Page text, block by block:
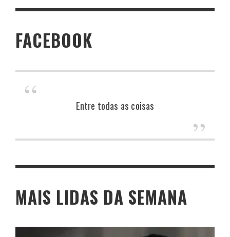
FACEBOOK
Entre todas as coisas
MAIS LIDAS DA SEMANA